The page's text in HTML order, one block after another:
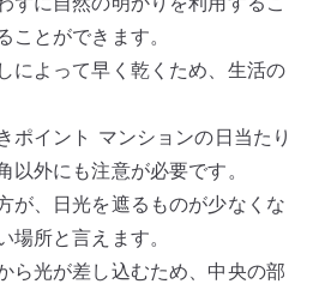
ことができます。
によって早く乾くため、生活の
ポイント マンションの日当たり
以外にも注意が必要です。
が、日光を遮るものが少なくな
場所と言えます。
ら光が差し込むため、中央の部